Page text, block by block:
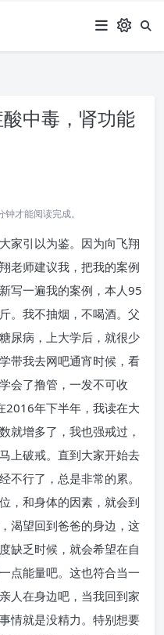
中毒，肾功能
才能阅读完成。
家引以为鉴。因为向飞翔
老师建议我，把我的案例
写一遍我的案例，本人95
。我不抽烟，不喝酒。父
尿病，上大学后，就很少
带我去网吧通宵时候，看
会了撸管，一发不可收
2016年下半年，我读在大
就增多了，我也强戒过，
上破戒。直到大家开始去
不行了，总是非常的累。
，和身体的因素，就会到
渴望回到爸爸的身边，这
缺乏时候，就会希望在自
点能量吧。这也符合当一
人在身边吧，当我回到家
情就是没精力。特别想要